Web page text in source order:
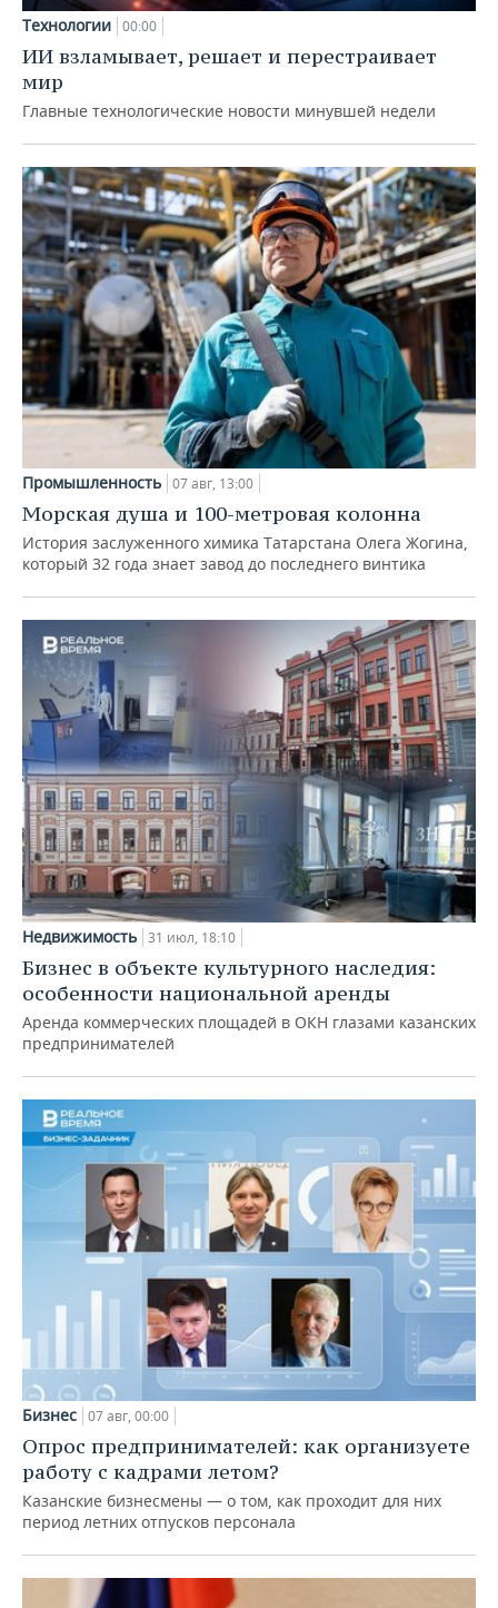
Технологии 00:00
ИИ взламывает, решает и перестраивает
мир
Главные технологические новости минувшей недели
Промышленность 07 авг, 13:00
Морская душа и 100-метровая колонна
История заслуженного химика Татарстана Олега Жогина,
который 32 года знает завод до последнего винтика
Недвижимость 31 июл, 18:10
Бизнес в объекте культурного наследия:
особенности национальной аренды
Аренда коммерческих площадей в ОКН глазами казанских
предпринимателей
Бизнес 07 авг, 00:00
Опрос предпринимателей: как организуете
работу с кадрами летом?
Казанские бизнесмены — о том, как проходит для них
период летних отпусков персонала